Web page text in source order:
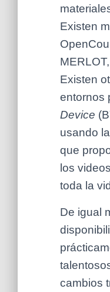
Existen
Existen
entornos
Device
usando
que
los
toda la
De igual
cambios